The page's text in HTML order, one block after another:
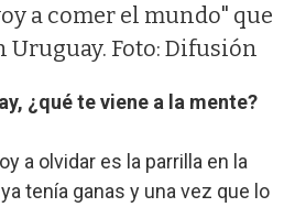
a comer el mundo" que
Uruguay. Foto: Difusión
¿qué te viene a la mente?
a olvidar es la parrilla en la
tenía ganas y una vez que lo